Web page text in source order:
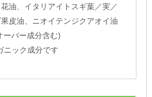
油、イタリアイトスギ葉／実／
皮油、ニオイテンジクアオイ油
ーバー成分含む)
ニック成分です